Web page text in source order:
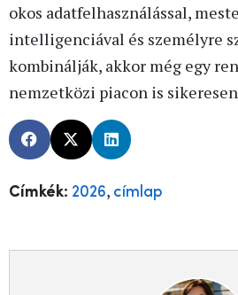
okos adatfelhasználással,
intelligenciával és személyre
kombinálják, akkor még egy
nemzetközi piacon is
Címkék: 2026, címlap